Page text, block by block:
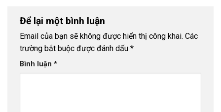
Để lại một bình luận
Email của bạn sẽ không được hiển thị công khai. Các
trường bắt buộc được đánh dấu *
Bình luận *